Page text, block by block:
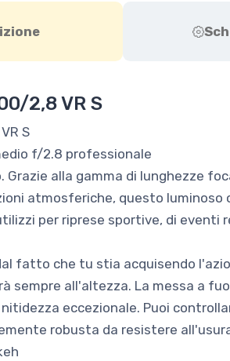
2,8 VR S
S
f/2.8 professionale
Grazie alla gamma di lunghezze
atmosferiche, questo
per riprese sportive, di
fatto che tu stia acquisendo
sempre all'altezza. La messa a
eccezionale. Puoi
robusta da resistere